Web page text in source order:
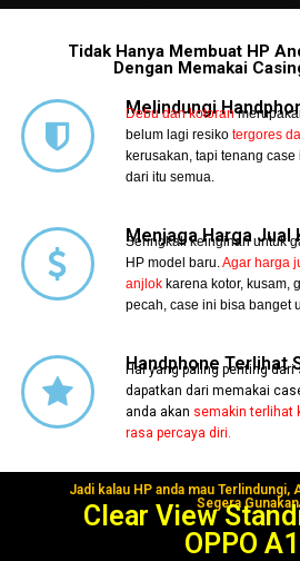
Tidak Hanya Membuat HP
Dengan Memakai
Melindungi
Debu dan kotoran
belum lagi resiko tergores
kerusakan, tapi tenang
dari itu semua.
Menjaga Harga Jual
Seringkali keinginan untuk
HP model baru.Agar harga
anjlok karena kotor, kusam,
pecah, case ini bisa banget
Handphone Terlihat
Hal yang paling penting
dapatkan dari memakai
anda akan semakin terlihat
rasa percaya diri.
Jadi kalau HP anda mau Terlindungi,
Segera
Clear View
OPPO